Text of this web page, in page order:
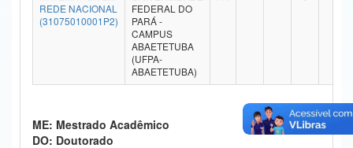
Ministério da Ciência, Tecnologia, Inovações e Comunicações
Ministério do Turismo
Controladoria-Geral da União
REDE NACIONAL
(31075010001P2)
FEDERAL DO
PARÁ -
CAMPUS
ABAETETUBA
(UFPA-
ABAETETUBA)
ME: Mestrado Acadêmico
DO: Doutorado